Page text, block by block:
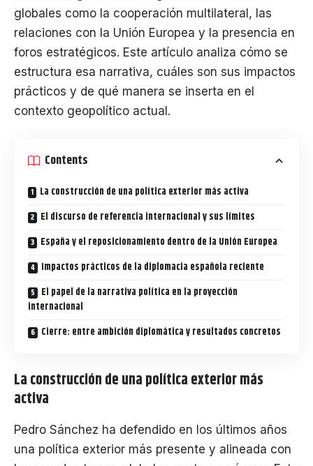
globales como la cooperación multilateral, las
relaciones con la Unión Europea y la presencia en
foros estratégicos. Este artículo analiza cómo se
estructura esa narrativa, cuáles son sus impactos
prácticos y de qué manera se inserta en el
contexto geopolítico actual.
Contents
La construcción de una política exterior más activa
El discurso de referencia internacional y sus límites
España y el reposicionamiento dentro de la Unión Europea
Impactos prácticos de la diplomacia española reciente
El papel de la narrativa política en la proyección
internacional
Cierre: entre ambición diplomática y resultados concretos
La construcción de una política exterior más
activa
Pedro Sánchez ha defendido en los últimos años
una política exterior más presente y alineada con